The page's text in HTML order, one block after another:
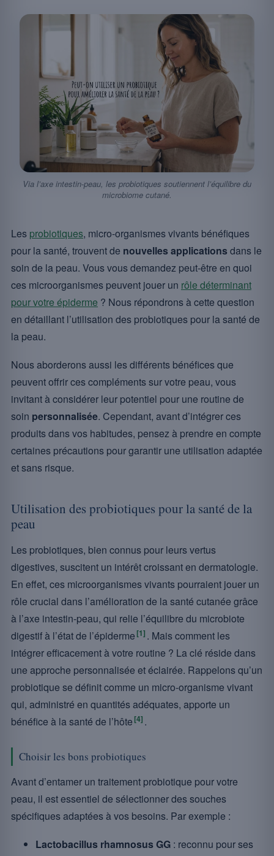
Via l’axe intestin-peau, les probiotiques soutiennent l’équilibre du
microbiome cutané.
Les probiotiques, micro-organismes vivants bénéfiques
pour la santé, trouvent de nouvelles applicationsdans le
soin de la peau. Vous vous demandez peut-être en quoi
ces microorganismes peuvent jouer un rôle déterminant
pour votre épiderme ? Nous répondrons à cette question
en détaillant l’utilisation des probiotiques pour la santé de
la peau.
Nous aborderons aussi les différents bénéfices que
peuvent offrir ces compléments sur votre peau, vous
invitant à considérer leur potentiel pour une routine de
soin personnalisée. Cependant, avant d’intégrer ces
produits dans vos habitudes, pensez à prendre en compte
certaines précautions pour garantir une utilisation adaptée
et sans risque.
Utilisation des probiotiques pour la santé de la
peau
Les probiotiques, bien connus pour leurs vertus
digestives, suscitent un intérêt croissant en dermatologie.
En effet, ces microorganismes vivants pourraient jouer un
rôle crucial dans l’amélioration de la santé cutanée grâce
à l’axe intestin-peau, qui relie l’équilibre du microbiote
digestif à l’état de l’épiderme [1] . Mais comment les
intégrer efficacement à votre routine ? La clé réside dans
une approche personnalisée et éclairée. Rappelons qu’un
probiotique se définit comme un micro-organisme vivant
qui, administré en quantités adéquates, apporte un
bénéfice à la santé de l’hôte [4] .
Choisir les bons probiotiques
Avant d’entamer un traitement probiotique pour votre
peau, il est essentiel de sélectionner des souches
spécifiques adaptées à vos besoins. Par exemple :
Lactobacillus rhamnosus GG : reconnu pour ses